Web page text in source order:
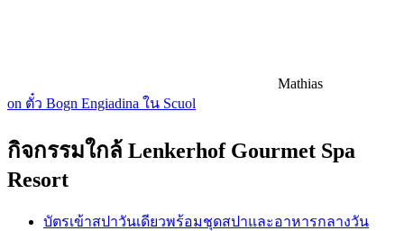
Mathias
on ตั๋ว Bogn Engiadina ใน Scuol
กิจกรรมใกล้ Lenkerhof Gourmet Spa
Resort
บัตรเข้าสปาวันเดียวพร้อมชุดสปาและอาหารกลางวัน